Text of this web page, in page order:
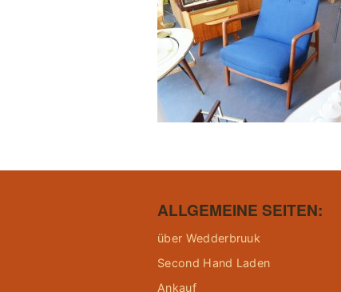
ALLGEMEINE SEITEN:
über Wedderbruuk
Second Hand Laden
Ankauf